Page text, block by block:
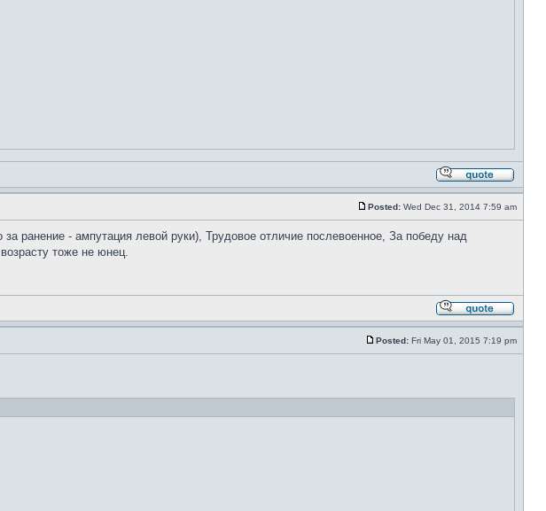
Posted: Wed Dec 31, 2014 7:59 am
ранение - ампутация левой руки), Трудовое отличие послевоенное, За победу над
тоже не юнец.
Posted: Fri May 01, 2015 7:19 pm